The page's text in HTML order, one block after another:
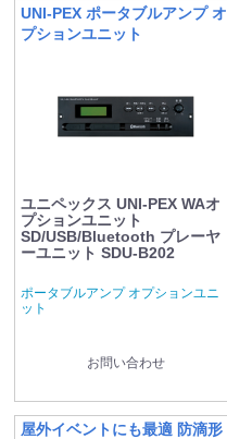
UNI-PEX ポータブルアンプ オ
プションユニット
ユニペックス UNI-PEX WAオ
プションユニット
SD/USB/Bluetooth プレーヤ
ーユニット SDU-B202
ポータブルアンプ オプションユニ
ット
お問い合わせ
屋外イベントにも最適 防滴形